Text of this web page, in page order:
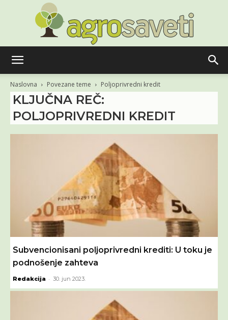
saveti
Naslovna Povezane teme Poljoprivredni kredit
KLJUČNA REČ:
POLJOPRIVREDNI KREDIT
Subvencionisani poljoprivredni krediti: U toku je
podnošenje zahteva
Redakcija - 30. jun 2023.